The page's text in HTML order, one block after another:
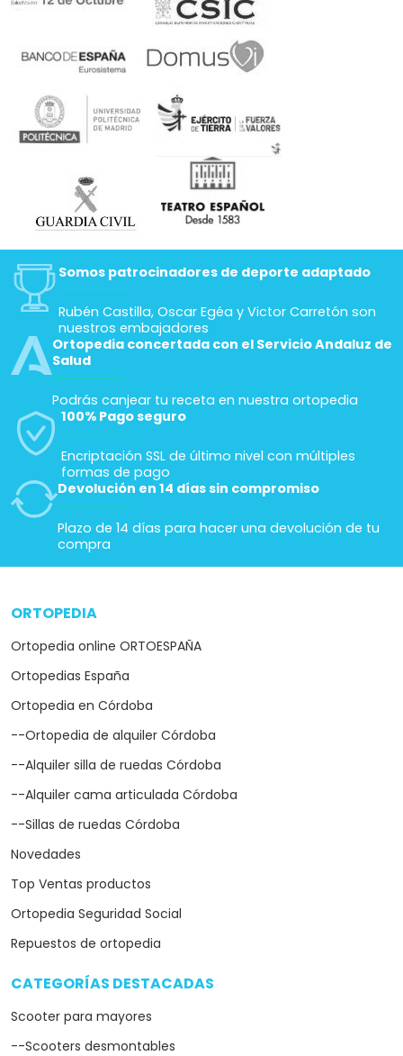
Somos patrocinadores de deporte adaptado
Rubén Castilla, Oscar Egéa y Victor Carretón son
nuestros embajadores
Ortopedia concertada con el Servicio Andaluz de
Salud
Podrás canjear tu receta en nuestra ortopedia
100% Pago seguro
Encriptación SSL de último nivel con múltiples
formas de pago
Devolución en 14 días sin compromiso
Plazo de 14 días para hacer una devolución de tu
compra
ORTOPEDIA
Ortopedia online ORTOESPAÑA
Ortopedias España
Ortopedia en Córdoba
--Ortopedia de alquiler Córdoba
--Alquiler silla de ruedas Córdoba
--Alquiler cama articulada Córdoba
--Sillas de ruedas Córdoba
Novedades
Top Ventas productos
Ortopedia Seguridad Social
Repuestos de ortopedia
CATEGORÍAS DESTACADAS
Scooter para mayores
--Scooters desmontables